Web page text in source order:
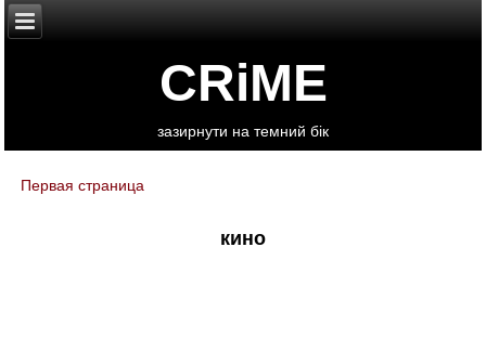
CRiME
зазирнути на темний бік
You are here
Первая страница
кино